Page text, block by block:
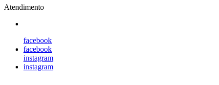
Atendimento
facebook
facebook
instagram
instagram